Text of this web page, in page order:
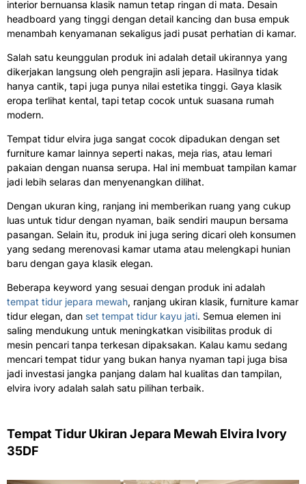
interior bernuansa klasik namun tetap ringan di mata. Desain
headboard yang tinggi dengan detail kancing dan busa empuk
menambah kenyamanan sekaligus jadi pusat perhatian di kamar.
Salah satu keunggulan produk ini adalah detail ukirannya yang
dikerjakan langsung oleh pengrajin asli jepara. Hasilnya tidak
hanya cantik, tapi juga punya nilai estetika tinggi. Gaya klasik
eropa terlihat kental, tapi tetap cocok untuk suasana rumah
modern.
Tempat tidur elvira juga sangat cocok dipadukan dengan set
furniture kamar lainnya seperti nakas, meja rias, atau lemari
pakaian dengan nuansa serupa. Hal ini membuat tampilan kamar
jadi lebih selaras dan menyenangkan dilihat.
Dengan ukuran king, ranjang ini memberikan ruang yang cukup
luas untuk tidur dengan nyaman, baik sendiri maupun bersama
pasangan. Selain itu, produk ini juga sering dicari oleh konsumen
yang sedang merenovasi kamar utama atau melengkapi hunian
baru dengan gaya klasik elegan.
Beberapa keyword yang sesuai dengan produk ini adalah
tempat tidur jepara mewah, ranjang ukiran klasik, furniture kamar
tidur elegan, dan set tempat tidur kayu jati. Semua elemen ini
saling mendukung untuk meningkatkan visibilitas produk di
mesin pencari tanpa terkesan dipaksakan. Kalau kamu sedang
mencari tempat tidur yang bukan hanya nyaman tapi juga bisa
jadi investasi jangka panjang dalam hal kualitas dan tampilan,
elvira ivory adalah salah satu pilihan terbaik.
Tempat Tidur Ukiran Jepara Mewah Elvira Ivory
35DF